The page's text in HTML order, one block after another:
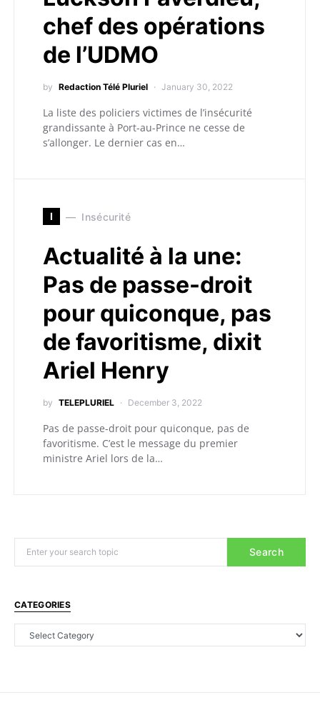
chef des opérations
de l’UDMO
by Redaction Télé Pluriel January 30, 2022
La liste des policiers victimes de l’insécurité
grandissante à Port-au-Prince ne cesse de
s’allonger. Le dernier cas en…
I Insécurité
Actualité à la une:
Pas de passe-droit
pour quiconque, pas
de favoritisme, dixit
Ariel Henry
by TELEPLURIEL December 3, 2022
Pas de passe-droit pour quiconque, pas de
favoritisme. C’est le message du premier
ministre Ariel lors de la…
Search
CATEGORIES